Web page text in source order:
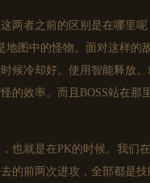
两者之前的区别是在哪里
地图中的怪物。面对这样的
候冷却好。使用智能释放
的效率。而且BOSS站在那
也就是在PK的时候。我们
的前两次进攻，全部都是